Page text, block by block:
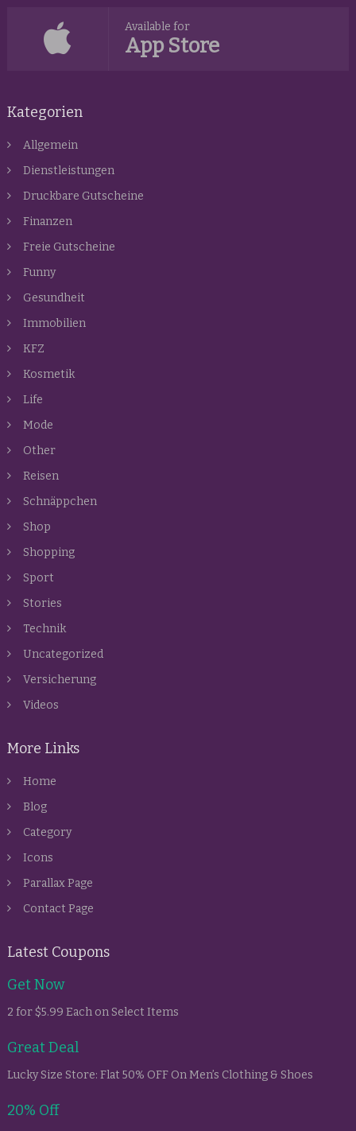
Available for
App Store
Kategorien
Allgemein
Dienstleistungen
Druckbare Gutscheine
Finanzen
Freie Gutscheine
Funny
Gesundheit
Immobilien
KFZ
Kosmetik
Life
Mode
Other
Reisen
Schnäppchen
Shop
Shopping
Sport
Stories
Technik
Uncategorized
Versicherung
Videos
More Links
Home
Blog
Category
Icons
Parallax Page
Contact Page
Latest Coupons
Get Now
2 for $5.99 Each on Select Items
Great Deal
Lucky Size Store: Flat 50% OFF On Men’s Clothing & Shoes
20% Off